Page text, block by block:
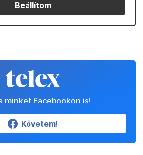
Beállítom
minket Facebookon is!
Követem!